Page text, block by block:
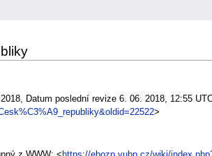
Datum poslední revize 6. 06. 2018, 12:55
>